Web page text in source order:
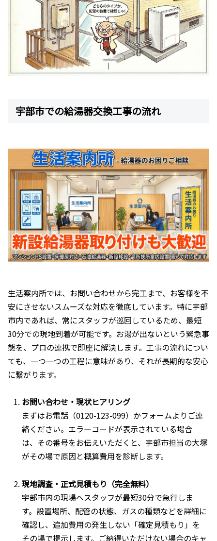
宇部市での給湯器交換工事の流れ
生活案内所では、お問い合わせから完工まで、お客様を不
安にさせないスムーズな対応を徹底しています。特に宇部
市内であれば、常にスタッフが巡回しているため、最短
30分での現地到着が可能です。お湯が出ないという緊急事
態を、プロの連携で即座に解決します。工事の流れについ
ても、一つ一つの工程に意味があり、それが長期的な安心
に繋がります。
お問い合わせ・現状ヒアリング
まずはお電話（0120-123-099）かフォームよりご連
絡ください。エラーコードが表示されている場合
は、その番号をお伝えいただくと、宇部市担当の大塚
がその場で原因と概算費用を診断します。
現地調査・正式見積もり（完全無料）
宇部市内の現場へスタッフが最短30分で急行しま
す。設置場所、配管の状態、ガスの種類などを詳細に
確認し、追加費用の発生しない「確定見積もり」を
その場で提示します。ご納得いただけない場合のキャ